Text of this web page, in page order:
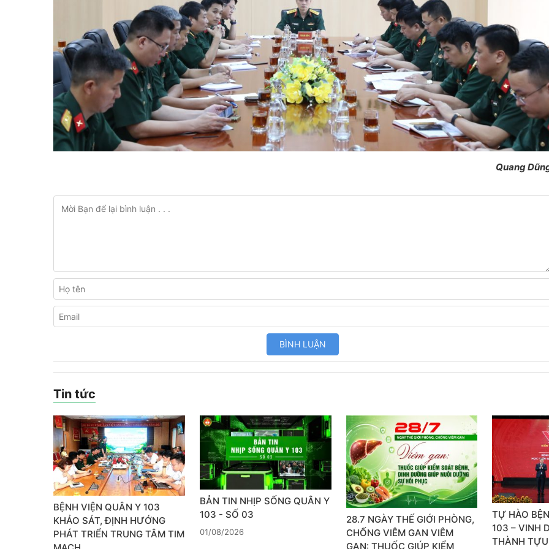
Quang
Tin tức
BỆNH VIỆN QUÂN Y 103
KHẢO SÁT, ĐỊNH HƯỚNG
PHÁT TRIỂN TRUNG TÂM TIM
BẢN TIN NHỊP SỐNG QUÂN Y
103 - SỐ 03
01/08/2026
28.7 NGÀY THẾ GIỚI PHÒNG,
CHỐNG VIÊM GAN VIÊM
GAN: THUỐC GIÚP KIỂM
TỰ HÀO
103 – VINH
THÀNH